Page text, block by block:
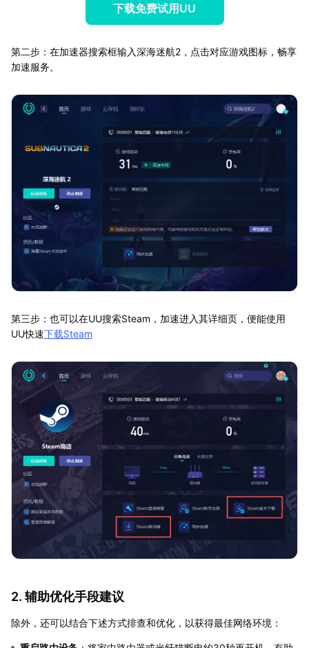
下载免费试用UU
第二步：在加速器搜索框输入深海迷航2，点击对应游戏图标，畅享
加速服务。
第三步：也可以在UU搜索Steam，加速进入其详细页，便能使用
UU快速下载Steam
2. 辅助优化手段建议
除外，还可以结合下述方式排查和优化，以获得最佳网络环境：